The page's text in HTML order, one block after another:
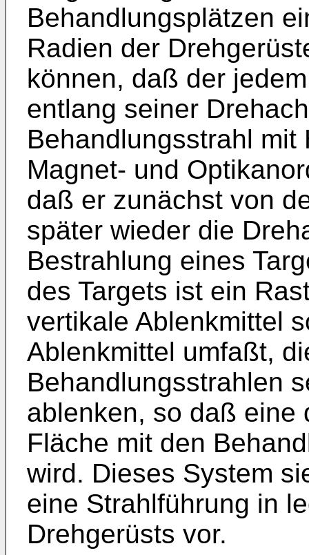
Behandlungsplätzen
Radien der
können, daß der
entlang seiner
Behandlungsstrahl
Magnet- und
daß er zunächst von
später wieder die
Bestrahlung eines
des Targets ist ein
vertikale Ablenkmittel
Ablenkmittel umfaßt,
Behandlungsstrahlen
ablenken, so daß eine
Fläche mit den
wird. Dieses System
eine Strahlführung in
Drehgerüsts vor.